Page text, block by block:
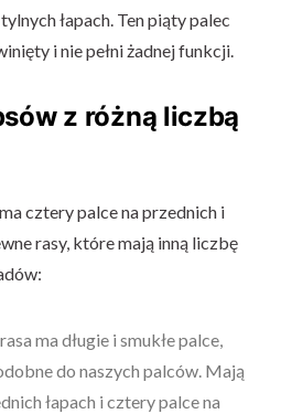
łapach. Ten piąty palec
i nie pełni żadnej funkcji.
z różną liczbą
cztery palce na przednich i
rasy, które mają inną liczbę
ma długie i smukłe palce,
do naszych palców. Mają
łapach i cztery palce na